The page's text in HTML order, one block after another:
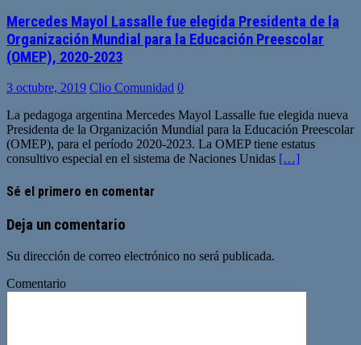
Mercedes Mayol Lassalle fue elegida Presidenta de la
Organización Mundial para la Educación Preescolar
(OMEP), 2020-2023
3 octubre, 2019 Clio Comunidad 0
La pedagoga argentina Mercedes Mayol Lassalle fue elegida nueva
Presidenta de la Organización Mundial para la Educación Preescolar
(OMEP), para el período 2020-2023. La OMEP tiene estatus
consultivo especial en el sistema de Naciones Unidas […]
Sé el primero en comentar
Deja un comentario
Su dirección de correo electrónico no será publicada.
Comentario